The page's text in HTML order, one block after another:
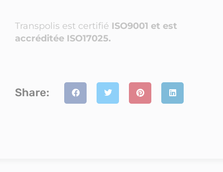
Transpolis est certifié ISO9001 et est
accréditée ISO17025.
Share: